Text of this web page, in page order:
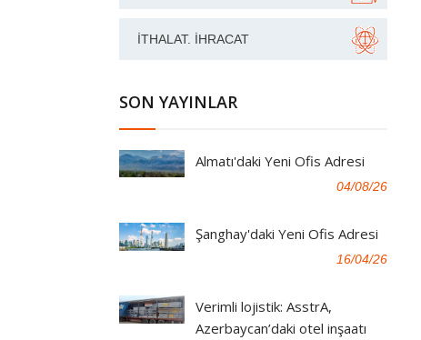
İTHALAT. İHRACAT
SON YAYINLAR
Almatı'daki Yeni Ofis Adresi
04/08/26
Şanghay'daki Yeni Ofis Adresi
16/04/26
Verimli lojistik: AsstrA,
Azerbaycan’daki otel inşaatı